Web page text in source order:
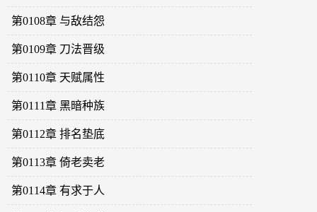
第0108章 与敌结怨
第0109章 刀法晋级
第0110章 天赋属性
第0111章 黑暗种族
第0112章 排名垫底
第0113章 倚老卖老
第0114章 有求于人